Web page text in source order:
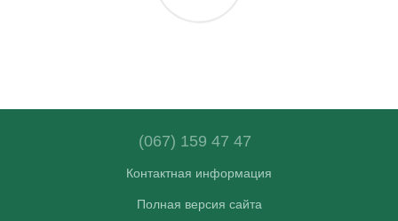
(067) 159 47 47
Контактная информация
Полная версия сайта